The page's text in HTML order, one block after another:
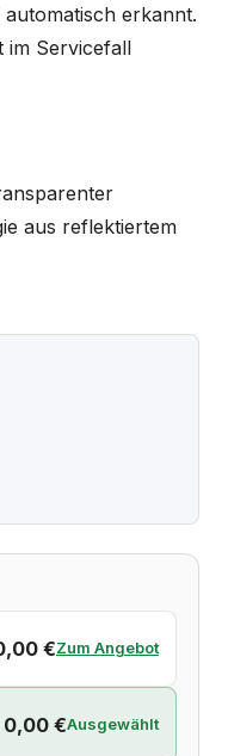
erkannt.
im Servicefall
aus reflektiertem
€Zum Angebot
0,00 €Ausgewählt